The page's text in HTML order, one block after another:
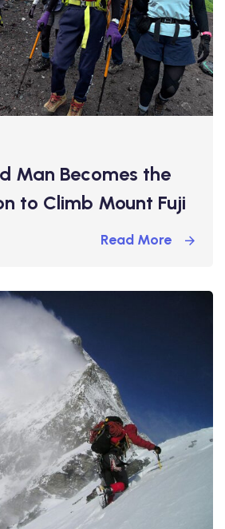
Man Becomes the
to Climb Mount Fuji
Read More